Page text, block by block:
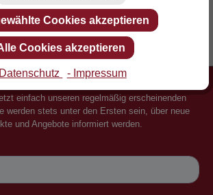
Mehr als 60 Jahre Erfahrung
einfach unseren regelmäßig erscheinenden
werden stets unter den Ersten sein, über neue
und Angebote informiert werden.
Cookies akzeptieren
Cookies akzeptieren
- Impressum